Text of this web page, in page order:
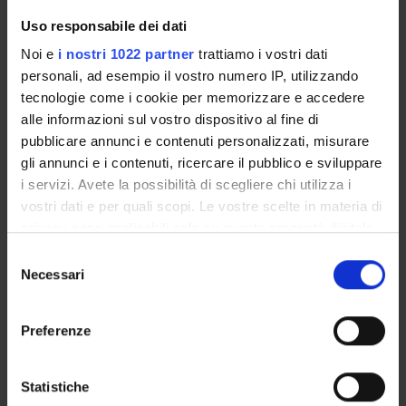
Uso responsabile dei dati
Noi e i nostri 1022 partner trattiamo i vostri dati
personali, ad esempio il vostro numero IP, utilizzando
tecnologie come i cookie per memorizzare e accedere
alle informazioni sul vostro dispositivo al fine di
pubblicare annunci e contenuti personalizzati, misurare
gli annunci e i contenuti, ricercare il pubblico e sviluppare
i servizi. Avete la possibilità di scegliere chi utilizza i
vostri dati e per quali scopi. Le vostre scelte in materia di
modificare o revocare il proprio consenso in qualsiasi
momento dalla Dichiarazione sui cookie o facendo clic
raccogliere informazioni sulla tua posizione
delNecessari
Preferenze
Statistiche
Govoni Iuri
Technical-administrative staff
Guglielmino Damiano
Specializzando
Imperadore Giuseppe
Temporary Professor
Lombardi Valentina
Specializzando
Marasci Isabella Olga
Marchi Valeria
Mascanzoni Andrea
Mason Federica